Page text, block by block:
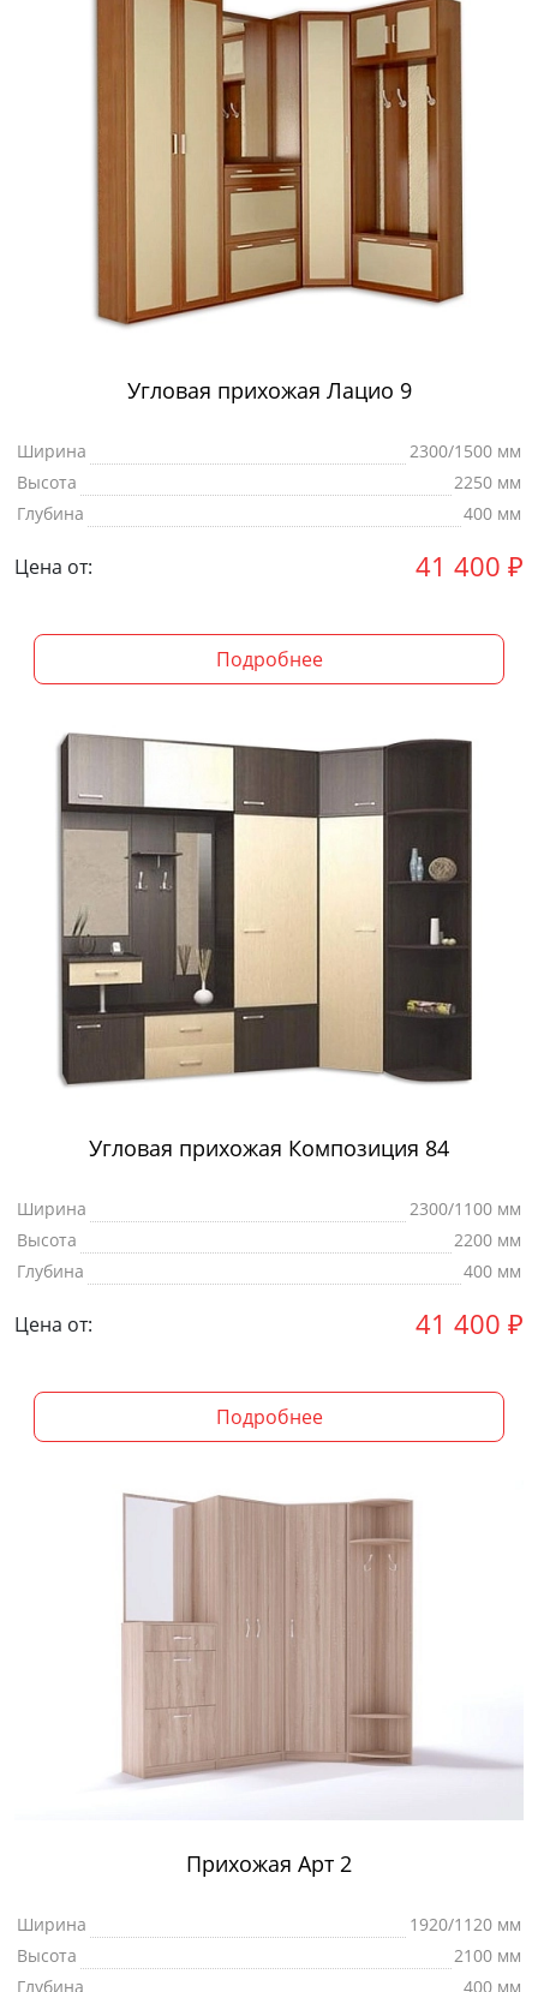
Угловая прихожая Лацио 9
Ширина
2300/1500 мм
Высота
2250 мм
Глубина
400 мм
Цена от: 41 400 ₽
Подробнее
Угловая прихожая Композиция 84
Ширина
2300/1100 мм
Высота
2200 мм
Глубина
400 мм
Цена от: 41 400 ₽
Подробнее
Прихожая Арт 2
Ширина
1920/1120 мм
Высота
2100 мм
Глубина
400 мм